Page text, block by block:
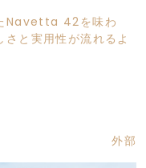
Navetta 42を味わ
と実用性が流れるよ
外部